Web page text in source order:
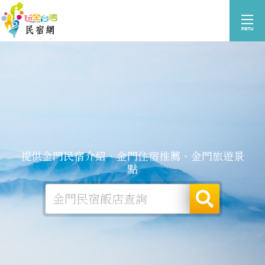
提供金門民宿介紹、金門住宿推薦、金門旅遊景
點